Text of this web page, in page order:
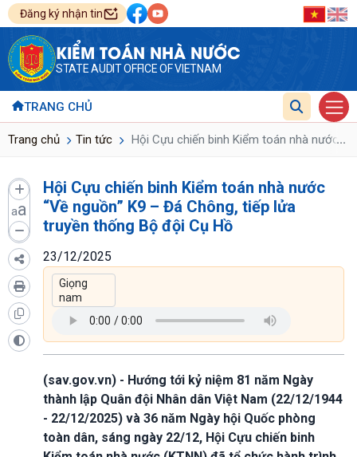
Đăng ký nhận tin
KIỂM TOÁN NHÀ NƯỚC
STATE AUDIT OFFICE OF VIETNAM
TRANG CHỦ
Trang chủ Tin tức Hội Cựu chiến binh Kiểm toán nhà nước...
aa
Hội Cựu chiến binh Kiểm toán nhà nước
“Về nguồn” K9 – Đá Chông, tiếp lửa
truyền thống Bộ đội Cụ Hồ
23/12/2025
(sav.gov.vn) - Hướng tới kỷ niệm 81 năm Ngày
thành lập Quân đội Nhân dân Việt Nam (22/12/1944
- 22/12/2025) và 36 năm Ngày hội Quốc phòng
toàn dân, sáng ngày 22/12, Hội Cựu chiến binh